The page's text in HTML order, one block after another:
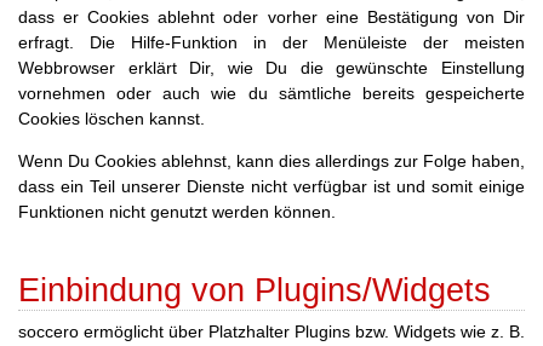
dass er Cookies ablehnt oder vorher eine Bestätigung von Dir
erfragt. Die Hilfe-Funktion in der Menüleiste der meisten
Webbrowser erklärt Dir, wie Du die gewünschte Einstellung
vornehmen oder auch wie du sämtliche bereits gespeicherte
Cookies löschen kannst.
Wenn Du Cookies ablehnst, kann dies allerdings zur Folge haben,
dass ein Teil unserer Dienste nicht verfügbar ist und somit einige
Funktionen nicht genutzt werden können.
Einbindung von Plugins/Widgets
soccero ermöglicht über Platzhalter Plugins bzw. Widgets wie z. B.